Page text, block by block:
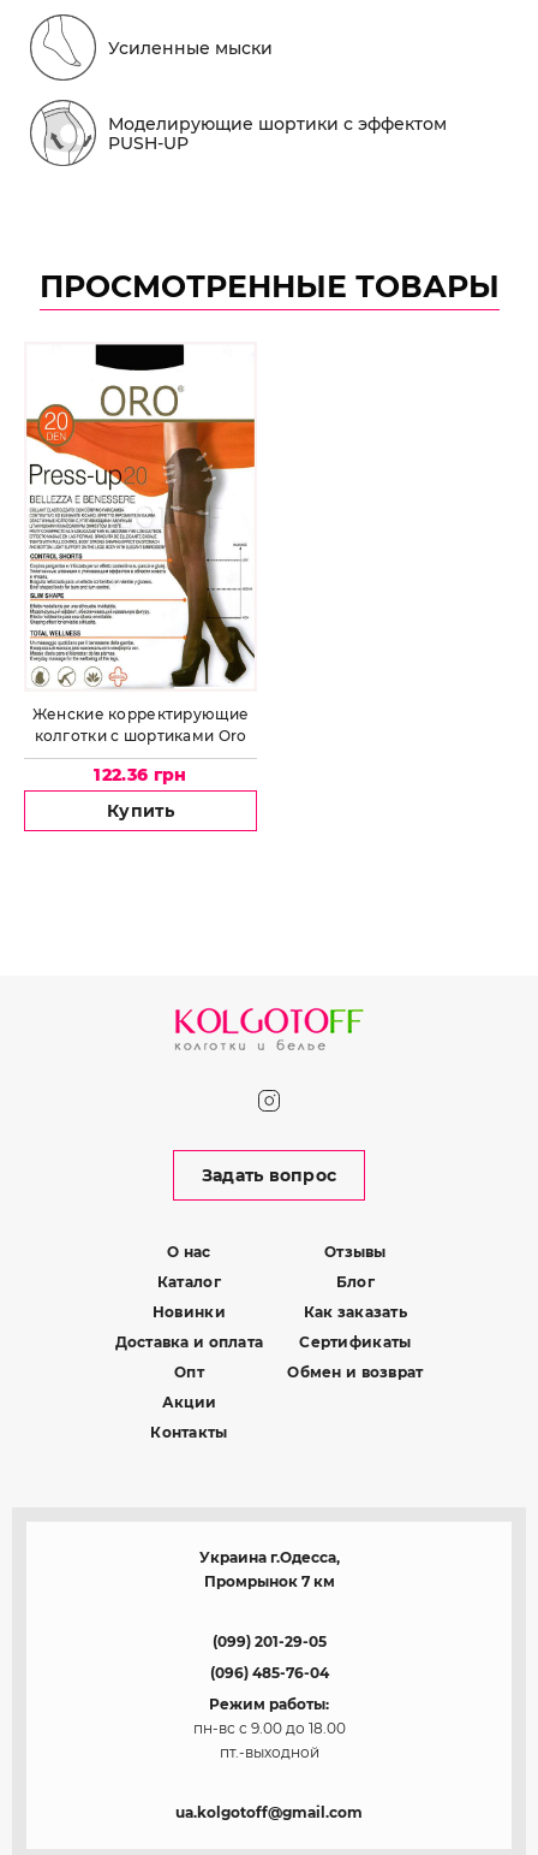
Усиленные мыски
Моделирующие шортики с эффектом
PUSH-UP
ПРОСМОТРЕННЫЕ ТОВАРЫ
Женские корректирующие
колготки с шортиками Oro
Press-up 20
122.36 грн
Купить
Задать вопрос
О нас
Каталог
Новинки
Доставка и оплата
Опт
Акции
Контакты
Отзывы
Блог
Как заказать
Сертификаты
Обмен и возврат
Украина г.Одесса,
Промрынок 7 км
(099) 201-29-05
(096) 485-76-04
Режим работы:
пн-вс с 9.00 до 18.00
пт.-выходной
ua.kolgotoff@gmail.com